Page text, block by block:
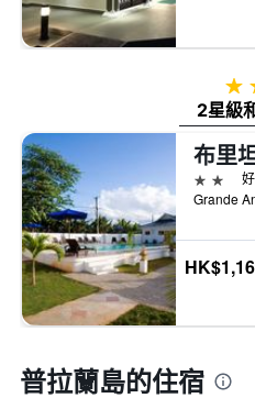
2星級
2星級
普拉蘭島的住宿